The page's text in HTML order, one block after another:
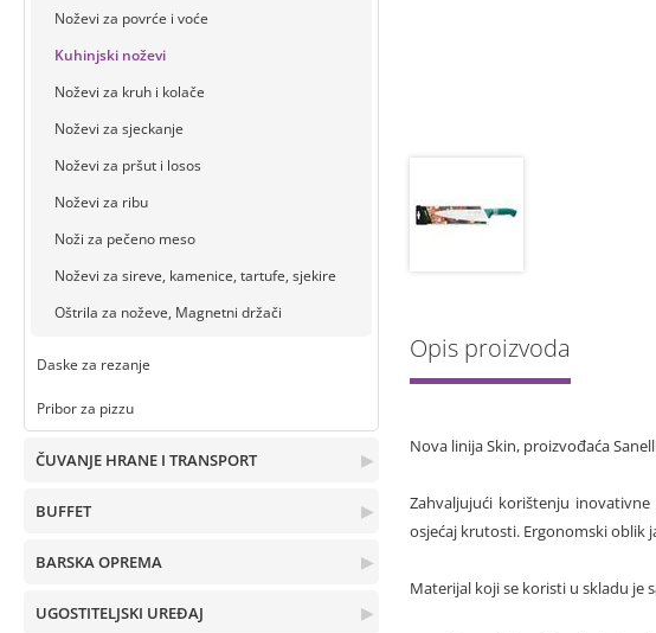
Noževi za povrće i voće
Kuhinjski noževi
Noževi za kruh i kolače
Noževi za sjeckanje
Noževi za pršut i losos
Noževi za ribu
Noži za pečeno meso
Noževi za sireve, kamenice, tartufe, sjekire
Oštrila za noževe, Magnetni držači
Daske za rezanje
Pribor za pizzu
▶
ČUVANJE HRANE I TRANSPORT
▶
BUFFET
▶
BARSKA OPREMA
▶
UGOSTITELJSKI UREĐAJ
Opis proizvoda
Nova linija Skin, proizvođaća
Zahvaljujući korištenju
osjećaj krutosti. Ergonomski oblik
Materijal koji se koristi u skladu je